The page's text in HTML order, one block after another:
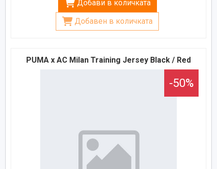
Добави в количката
Добавен в количката
PUMA x AC Milan Training Jersey Black / Red
-50%